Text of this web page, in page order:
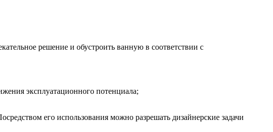
решение и обустроить ванную в соответствии с
эксплуатационного потенциала;
его использования можно разрешать дизайнерские задачи